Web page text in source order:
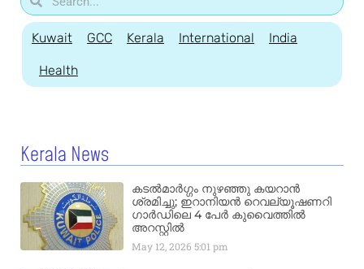
Kuwait GCC Kerala International India
Health
Kerala News
കടൽമാർഗ്ഗം നുഴഞ്ഞു കയറാൻ
ശ്രമിച്ചു; ഇറാനിയൻ റെവല്യൂഷണറി
ഗാർഡിലെ 4 പേർ കുവൈത്തിൽ
അറസ്റ്റിൽ
May 12, 20265:01 pm